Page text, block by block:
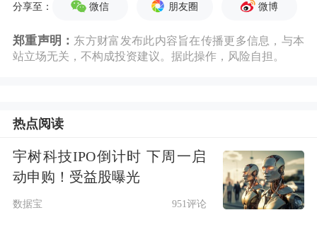
送转股 后每股收益低于0.2元的，不得
披露该 报告期内的高送转方案等。数据
56家，去年半年报送转案例降至24家。
对比往年来看，按照当前的情形，今年
半年报送转案例或将降至近九年来新
分享至： 微信 朋友圈 微博
郑重声明： 东方财富发布此内容旨在传播更多信息，与本
站立场无关，不构成投资建议。据此操作，风险自担。
热点阅读
宇树科技IPO倒计时 下周一启
动申购！受益股曝光
数据宝 951评论